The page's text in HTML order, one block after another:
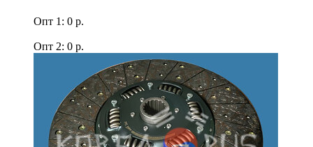
Опт 1: 0 р.
Опт 2: 0 р.